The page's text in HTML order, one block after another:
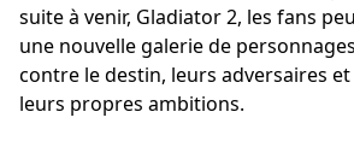
suite à venir, Gladiator 2, les fans
une nouvelle galerie de
contre le destin, leurs adversaires
leurs propres ambitions.